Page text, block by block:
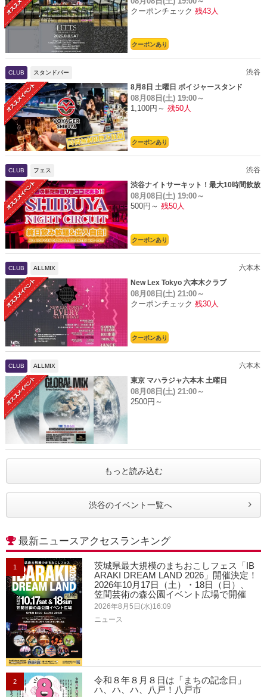
クーポンチェック 残43人
クーポンあり
CLUB スタンドバー
渋谷
8月8日 土曜日 ボイジャースタンド
08月08日(土) 19:00～
1,100円～ 残50人
クーポンあり
CLUB フェス
渋谷
渋谷ナイトサーキット！最大10時間飲放
題
08月08日(土) 19:00～
500円～ 残50人
クーポンあり
CLUB ALLMIX
六本木
New Lex Tokyo 六本木クラブ
08月08日(土) 21:00～
クーポンチェック 残30人
クーポンあり
CLUB ALLMIX
六本木
東京 マハラジャ六本木 土曜日
08月08日(土) 21:00～
2500円～
もっと読み込む
渋谷のイベント一覧へ
最新ニュースアクセスランキング
1
茨城県最大規模のまちおこしフェス「IB
ARAKI DREAM LAND 2026」開催決定！
2026年10月17日（土）・18日（日）、
笠間芸術の森公園イベント広場で開催
2026年8月5日(水)16:09
ニュース
2
令和８年８月８日は「まちの記念日」
ハ、ハ、ハ、八戸！八戸市